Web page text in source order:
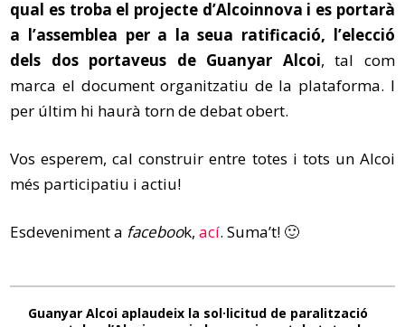
qual es troba el projecte d’Alcoinnova i es portarà
a l’assemblea per a la seua ratificació, l’elecció
dels dos portaveus de Guanyar Alcoi, tal com
marca el document organitzatiu de la plataforma. I
per últim hi haurà torn de debat obert.
Vos esperem, cal construir entre totes i tots un Alcoi
més participatiu i actiu!
Esdeveniment a facebook,ací. Suma’t! 🙂
Guanyar Alcoi aplaudeix la sol·licitud de paralització